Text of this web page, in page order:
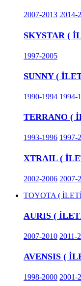
2007-2013 2014-
SKYSTAR (
1997-2005
SUNNY (
1990-1994 1994-
TERRANO (
1993-1996 1997-
XTRAIL (
2002-2006 2007-
TOYOTA (
AURIS (
2007-2010 2011-
AVENSIS (
1998-2000 2001-